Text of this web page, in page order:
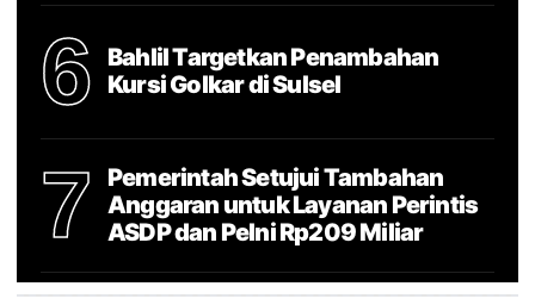
6
Bahlil Targetkan Penambahan
Kursi Golkar di Sulsel
7
Pemerintah Setujui Tambahan
Anggaran untuk Layanan Perintis
ASDP dan Pelni Rp209 Miliar